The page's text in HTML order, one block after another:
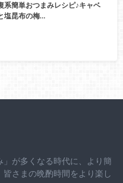
系簡単おつまみレシピ♪キャベ
塩昆布の梅…
が多くなる時代に、より簡
さまの晩酌時間をより楽し